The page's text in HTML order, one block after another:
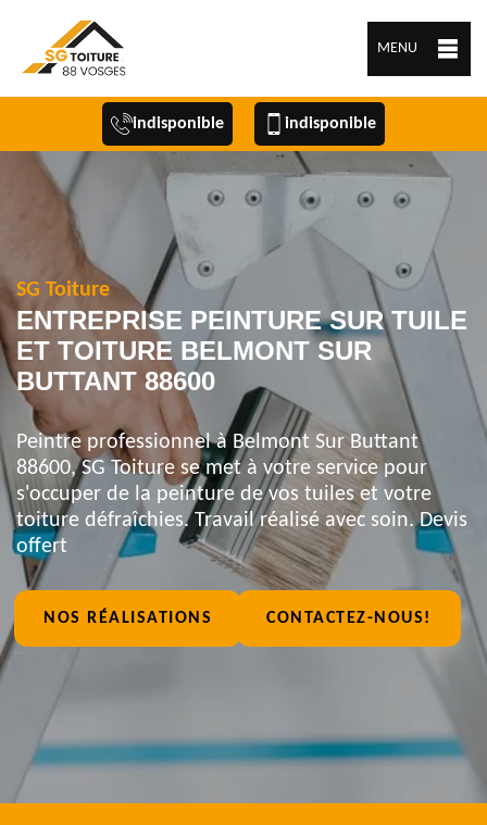
MENU
indisponible indisponible
SG Toiture
ENTREPRISE PEINTURE SUR TUILE
ET TOITURE BELMONT SUR
BUTTANT 88600
Peintre professionnel à Belmont Sur Buttant
88600, SG Toiture se met à votre service pour
s'occuper de la peinture de vos tuiles et votre
toiture défraîchies. Travail réalisé avec soin. Devis
offert
NOS RÉALISATIONS CONTACTEZ-NOUS!